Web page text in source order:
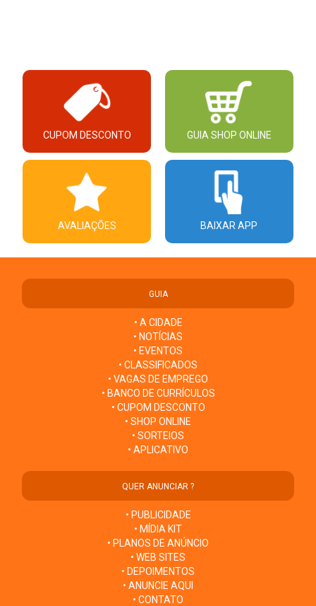
CUPOM DESCONTO GUIA SHOP ONLINE
AVALIAÇÕES BAIXAR APP
GUIA
• A CIDADE
• NOTÍCIAS
• EVENTOS
• CLASSIFICADOS
• VAGAS DE EMPREGO
• BANCO DE CURRÍCULOS
• CUPOM DESCONTO
• SHOP ONLINE
• SORTEIOS
• APLICATIVO
QUER ANUNCIAR ?
• PUBLICIDADE
• MÍDIA KIT
• PLANOS DE ANÚNCIO
• WEB SITES
• DEPOIMENTOS
• ANUNCIE AQUI
• CONTATO